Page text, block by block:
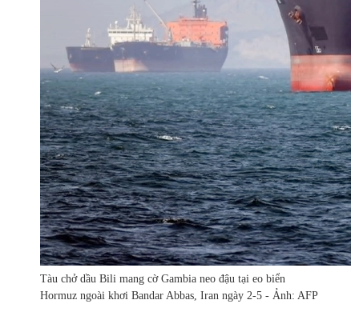
Tàu chở dầu Bili mang cờ Gambia neo đậu tại eo biển
Hormuz ngoài khơi Bandar Abbas, Iran ngày 2-5 - Ảnh: AFP